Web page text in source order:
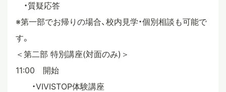
・質疑応答
※第一部でお帰りの場合、校内見学・個別相談も可能で
す。
＜第二部 特別講座(対面のみ)＞
11:00 開始
・VIVISTOP体験講座